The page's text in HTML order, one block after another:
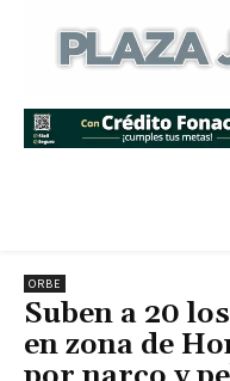
ORBE
Suben a 20
en zona de